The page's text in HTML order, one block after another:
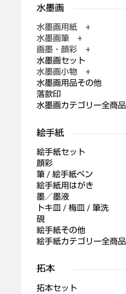
水墨画用紙 +
水墨画筆 +
画墨・顔彩 +
水墨画セット
水墨画小物 +
水墨画用品その他
落款印
水墨画カテゴリー全商品
絵手紙セット
顔彩
筆 / 絵手紙ペン
絵手紙用はがき
墨／墨液
トキ皿 / 梅皿 / 筆洗
硯
絵手紙その他
絵手紙カテゴリー全商品
拓本セット